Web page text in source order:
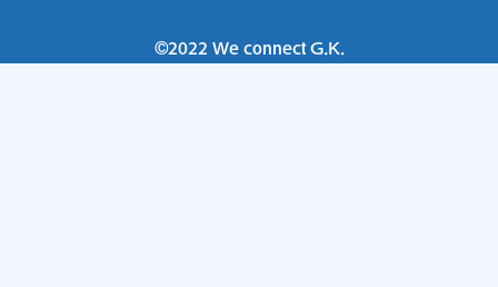
©2022 We connect G.K.